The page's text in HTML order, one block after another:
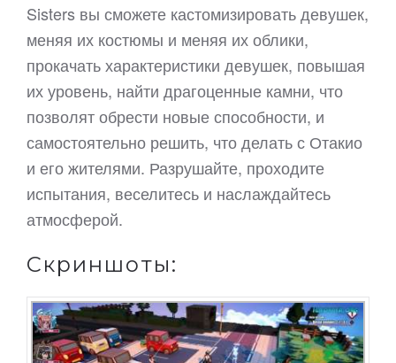
Sisters вы сможете кастомизировать девушек,
меняя их костюмы и меняя их облики,
прокачать характеристики девушек, повышая
их уровень, найти драгоценные камни, что
позволят обрести новые способности, и
самостоятельно решить, что делать с Отакио
и его жителями. Разрушайте, проходите
испытания, веселитесь и наслаждайтесь
атмосферой.
Скриншоты: